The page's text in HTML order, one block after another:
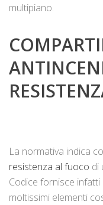
multipiano.
La normativa indica
resistenza al fuoco di
Codice fornisce
moltissimi elementi